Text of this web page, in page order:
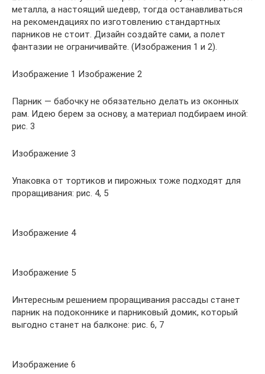
металла, а настоящий шедевр, тогда останавливаться
на рекомендациях по изготовлению стандартных
парников не стоит. Дизайн создайте сами, а полет
фантазии не ограничивайте. (Изображения 1 и 2).
Изображение 1 Изображение 2
Парник — бабочку не обязательно делать из оконных
рам. Идею берем за основу, а материал подбираем иной:
рис. 3
Изображение 3
Упаковка от тортиков и пирожных тоже подходят для
проращивания: рис. 4, 5
Изображение 4
Изображение 5
Интересным решением проращивания рассады станет
парник на подоконнике и парниковый домик, который
выгодно станет на балконе: рис. 6, 7
Изображение 6